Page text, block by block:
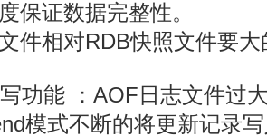
保证数据完整性。
件相对RDB快照文件要大
功能 ：AOF日志文件过
模式不断的将更新记录